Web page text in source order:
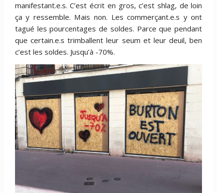
manifestant.e.s. C’est écrit en gros, c’est shlag, de loin
ça y ressemble. Mais non. Les commerçant.e.s y ont
tagué les pourcentages de soldes. Parce que pendant
que certain.e.s trimballent leur seum et leur deuil, ben
c’est les soldes. Jusqu’à -70%.